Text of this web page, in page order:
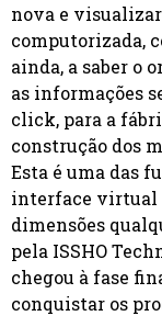
nova e
computorizada,
ainda, a saber o
as informações
click, para a
construção dos
Esta é uma das
interface virtual
dimensões
pela ISSHO
chegou à fase
conquistar os